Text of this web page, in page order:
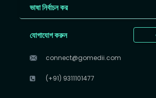
ভাষা নির্বাচন কর
যোগাযোগ করুন
connect@gomedii.com
(+91) 9311101477